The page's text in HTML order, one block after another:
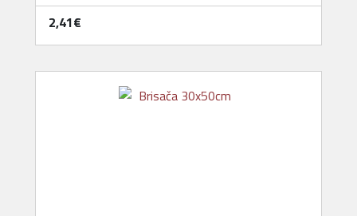
2,41‎€